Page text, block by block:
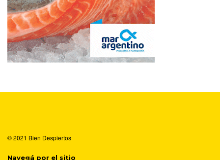
© 2021 Bien Despiertos
Navegá por el sitio